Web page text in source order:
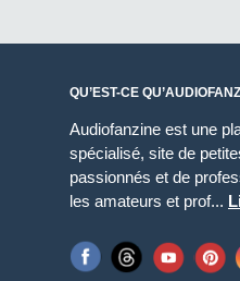
QU’EST-CE
Audiofanzine est une
spécialisé, site de
passionnés et de
les amateurs et prof...